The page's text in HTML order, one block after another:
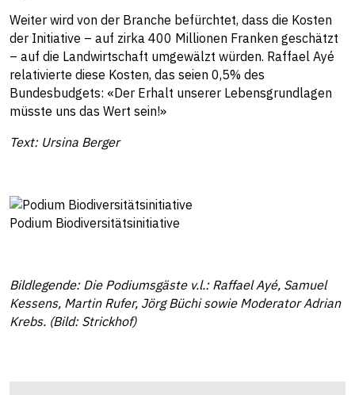
Weiter wird von der Branche befürchtet, dass die Kosten
der Initiative – auf zirka 400 Millionen Franken geschätzt
– auf die Landwirtschaft umgewälzt würden. Raffael Ayé
relativierte diese Kosten, das seien 0,5% des
Bundesbudgets: «Der Erhalt unserer Lebensgrundlagen
müsste uns das Wert sein!»
Text: Ursina Berger
Podium Biodiversitätsinitiative
Bildlegende: Die Podiumsgäste v.l.: Raffael Ayé, Samuel
Kessens, Martin Rufer, Jörg Büchi sowie Moderator Adrian
Krebs. (Bild: Strickhof)